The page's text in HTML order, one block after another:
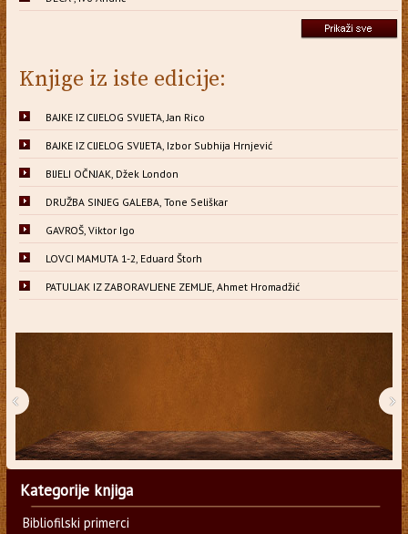
Knjige iz iste edicije:
BAJKE IZ CIJELOG SVIJETA, Jan Rico
BAJKE IZ CIJELOG SVIJETA, Izbor Subhija Hrnjević
BIJELI OČNJAK, Džek London
DRUŽBA SINJEG GALEBA, Tone Seliškar
GAVROŠ, Viktor Igo
LOVCI MAMUTA 1-2, Eduard Štorh
PATULJAK IZ ZABORAVLJENE ZEMLJE, Ahmet Hromadžić
‹ ›
Kategorije knjiga
Bibliofilski primerci